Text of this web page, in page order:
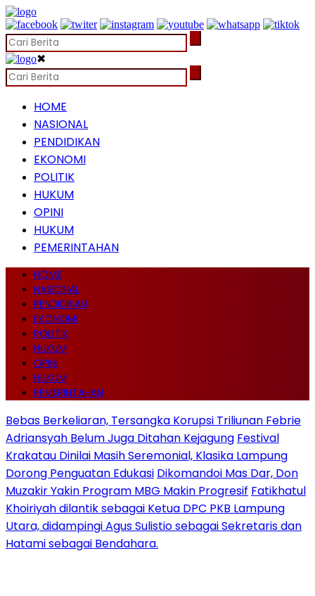
✖
HOME
NASIONAL
PENDIDIKAN
EKONOMI
POLITIK
HUKUM
OPINI
HUKUM
PEMERINTAHAN
HOME
NASIONAL
PENDIDIKAN
EKONOMI
POLITIK
HUKUM
OPINI
HUKUM
PEMERINTAHAN
Bebas Berkeliaran, Tersangka Korupsi Triliunan Febrie
Adriansyah Belum Juga Ditahan Kejagung Festival
Krakatau Dinilai Masih Seremonial, Klasika Lampung
Dorong Penguatan Edukasi Dikomandoi Mas Dar, Don
Muzakir Yakin Program MBG Makin Progresif Fatikhatul
Khoiriyah dilantik sebagai Ketua DPC PKB Lampung
Utara, didampingi Agus Sulistio sebagai Sekretaris dan
Hatami sebagai Bendahara.